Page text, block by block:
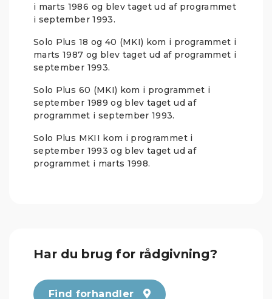
i marts 1986 og blev taget ud af programmet
i september 1993.
Solo Plus 18 og 40 (MKI) kom i programmet i
marts 1987 og blev taget ud af programmet i
september 1993.
Solo Plus 60 (MKI) kom i programmet i
september 1989 og blev taget ud af
programmet i september 1993.
Solo Plus MKII kom i programmet i
september 1993 og blev taget ud af
programmet i marts 1998.
Har du brug for rådgivning?
Find forhandler